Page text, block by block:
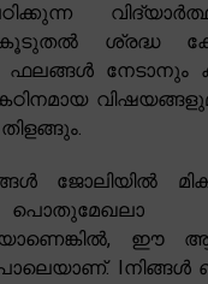
ശ്രദ്ധ
നേടാനും
ജോലിയിൽ
ഈ
Iനിങ്ങൾ